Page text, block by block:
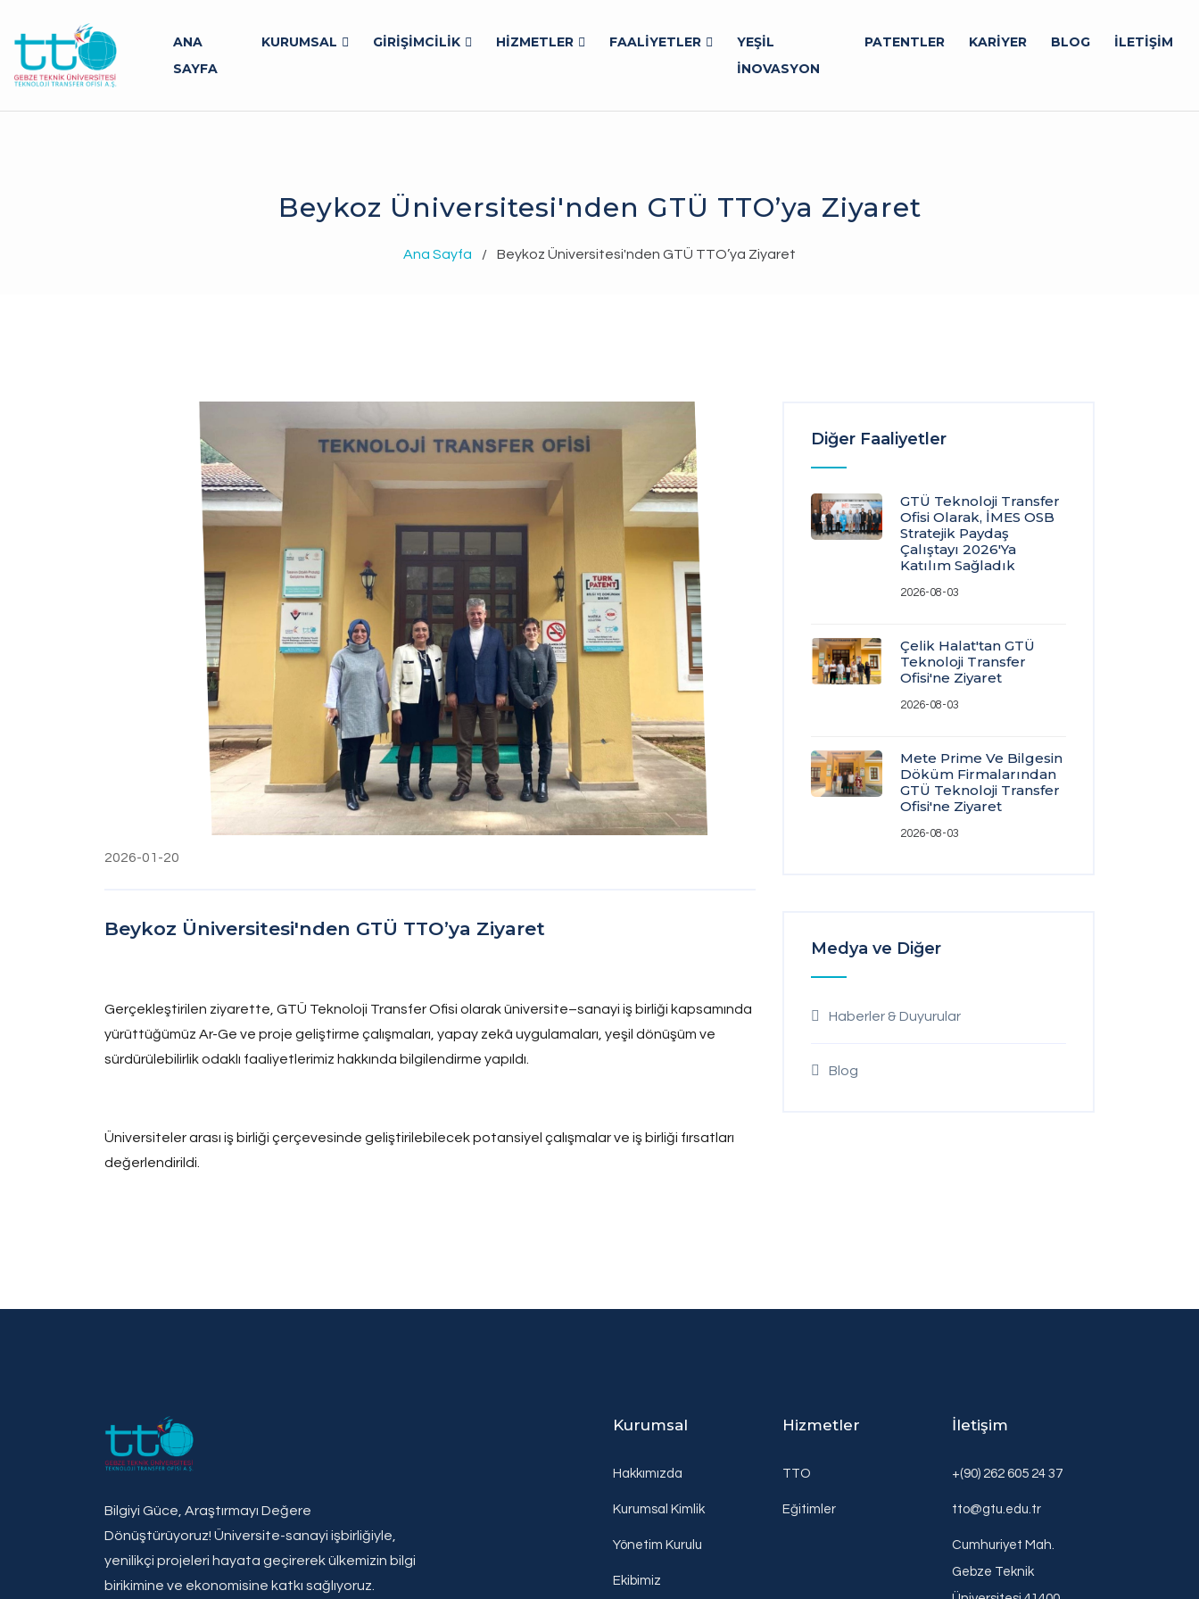
ANA
SAYFA
KURUMSAL GİRİŞİMCİLİK HİZMETLER FAALİYETLER
YEŞİL
İNOVASYON
PATENTLER KARİYER BLOG İLETİŞİM
Beykoz Üniversitesi'nden GTÜ TTO’ya Ziyaret
Ana Sayfa / Beykoz Üniversitesi'nden GTÜ TTO’ya Ziyaret
2026-01-20
Beykoz Üniversitesi'nden GTÜ TTO’ya Ziyaret
Gerçekleştirilen ziyarette, GTÜ Teknoloji Transfer Ofisi olarak üniversite–sanayi iş birliği kapsamında
yürüttüğümüz Ar-Ge ve proje geliştirme çalışmaları, yapay zekâ uygulamaları, yeşil dönüşüm ve
sürdürülebilirlik odaklı faaliyetlerimiz hakkında bilgilendirme yapıldı.
Üniversiteler arası iş birliği çerçevesinde geliştirilebilecek potansiyel çalışmalar ve iş birliği fırsatları
değerlendirildi.
Diğer Faaliyetler
GTÜ Teknoloji Transfer
Ofisi Olarak, İMES OSB
Stratejik Paydaş
Çalıştayı 2026'ya
Katılım Sağladık
2026-08-03
Çelik Halat'tan GTÜ
Teknoloji Transfer
Ofisi'ne Ziyaret
2026-08-03
Mete Prime Ve Bilgesin
Döküm Firmalarından
GTÜ Teknoloji Transfer
Ofisi'ne Ziyaret
2026-08-03
Medya ve Diğer
Haberler & Duyurular
Blog
Bilgiyi Güce, Araştırmayı Değere
Dönüştürüyoruz! Üniversite-sanayi işbirliğiyle,
yenilikçi projeleri hayata geçirerek ülkemizin bilgi
birikimine ve ekonomisine katkı sağlıyoruz.
Kurumsal
Hakkımızda
Kurumsal Kimlik
Yönetim Kurulu
Ekibimiz
Hizmetler
TTO
Eğitimler
İletişim
+(90) 262 605 24 37
tto@gtu.edu.tr
Cumhuriyet Mah.
Gebze Teknik